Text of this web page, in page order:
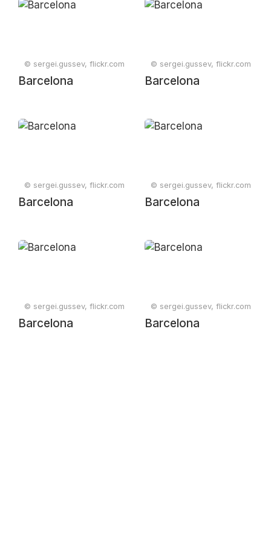
© sergei.gussev, flickr.com
Barcelona
© sergei.gussev, flickr.com
Barcelona
© sergei.gussev, flickr.com
Barcelona
© sergei.gussev, flickr.com
Barcelona
© sergei.gussev, flickr.com
Barcelona
© sergei.gussev, flickr.com
Barcelona